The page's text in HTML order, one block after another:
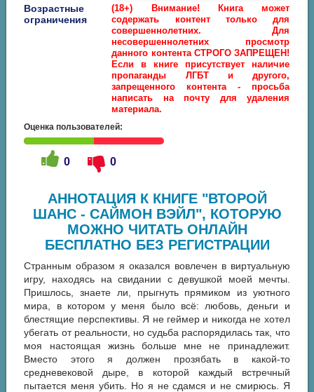
Возрастные
ограничения
(18+) Внимание! Книга может
содержать контент только для
совершеннолетних. Для
несовершеннолетних просмотр
данного контента СТРОГО ЗАПРЕЩЕН!
Если в книге присутствует наличие
пропаганды ЛГБТ и другого,
запрещенного контента - просьба
написать на почту для удаления
материала.
Оценка пользователей:
0 0
АННОТАЦИЯ К КНИГЕ "ВТОРОЙ
ШАНС - САЙМОН ВЭЙЛ", КОТОРУЮ
МОЖНО ЧИТАТЬ ОНЛАЙН
БЕСПЛАТНО БЕЗ РЕГИСТРАЦИИ
Странным образом я оказался вовлечен в виртуальную
игру, находясь на свидании с девушкой моей мечты.
Пришлось, знаете ли, прыгнуть прямиком из уютного
мира, в котором у меня было всё: любовь, деньги и
блестящие перспективы. Я не геймер и никогда не хотел
убегать от реальности, но судьба распорядилась так, что
моя настоящая жизнь больше мне не принадлежит.
Вместо этого я должен прозябать в какой-то
средневековой дыре, в которой каждый встречный
пытается меня убить. Но я не сдамся и не смирюсь. Я